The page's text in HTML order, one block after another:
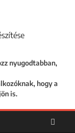
nyugodtabban,
hogy a
is.